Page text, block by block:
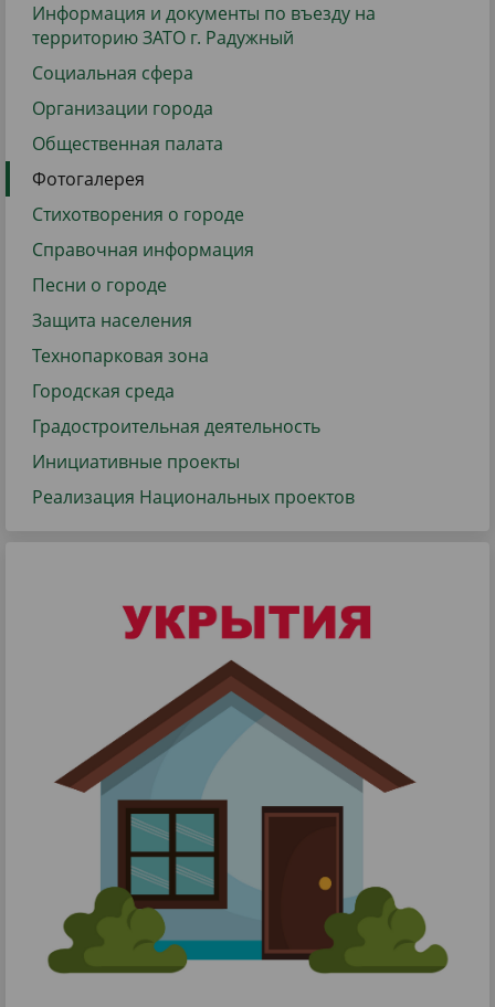
Информация и документы по въезду на
территорию ЗАТО г. Радужный
Социальная сфера
Организации города
Общественная палата
Фотогалерея
Стихотворения о городе
Справочная информация
Песни о городе
Защита населения
Технопарковая зона
Городская среда
Градостроительная деятельность
Инициативные проекты
Реализация Национальных проектов